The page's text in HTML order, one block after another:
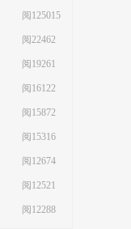
| 阅125015
| 阅22462
| 阅19261
| 阅16122
| 阅15872
| 阅15316
| 阅12674
| 阅12521
| 阅12288